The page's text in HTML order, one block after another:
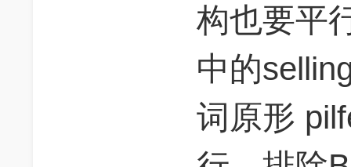
构也要平
中的
词原形